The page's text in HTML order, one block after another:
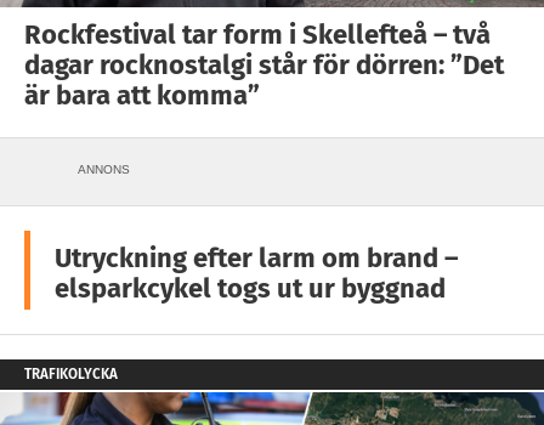
Rockfestival tar form i Skellefteå – två
dagar rocknostalgi står för dörren: ”Det
är bara att komma”
ANNONS
Utryckning efter larm om brand –
elsparkcykel togs ut ur byggnad
TRAFIKOLYCKA